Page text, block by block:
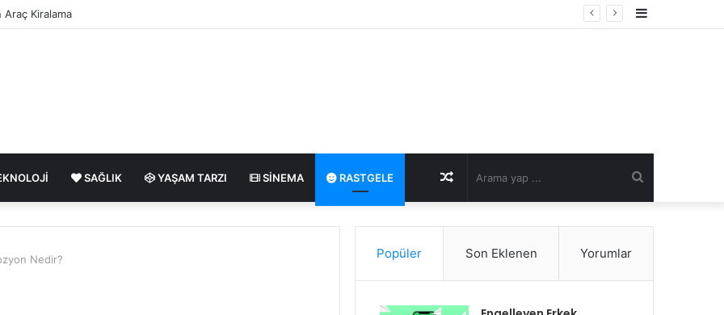
Araç Kiralama
Kenar
SAĞLIK YAŞAM TARZI SINEMA RASTGELE
yap
Rastgele
Makale
Nedir? Popüler Son Eklenen Yorumlar